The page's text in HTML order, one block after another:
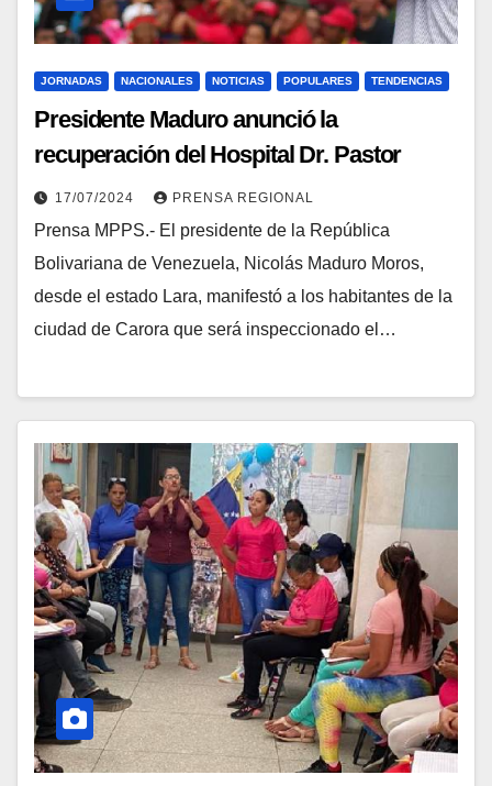
JORNADAS NACIONALES NOTICIAS POPULARES TENDENCIAS
Presidente Maduro anunció la
recuperación del Hospital Dr. Pastor
Oropeza de Carora
17/07/2024 PRENSA REGIONAL
Prensa MPPS.- El presidente de la República
Bolivariana de Venezuela, Nicolás Maduro Moros,
desde el estado Lara, manifestó a los habitantes de la
ciudad de Carora que será inspeccionado el…